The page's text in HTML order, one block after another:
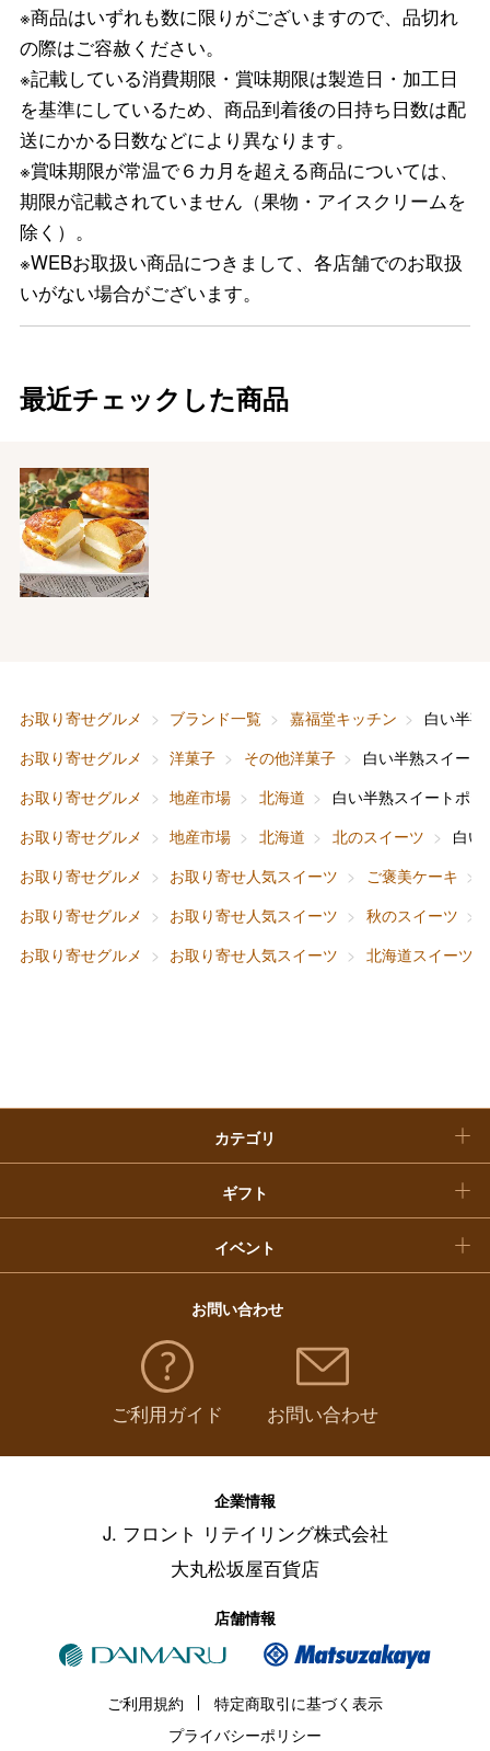
※商品はいずれも数に限りがございますので、品切れ
の際はご容赦ください。
※記載している消費期限・賞味期限は製造日・加工日
を基準にしているため、商品到着後の日持ち日数は配
送にかかる日数などにより異なります。
※賞味期限が常温で６カ月を超える商品については、
期限が記載されていません（果物・アイスクリームを
除く）。
※WEBお取扱い商品につきまして、各店舗でのお取扱
いがない場合がございます。
最近チェックした商品
お取り寄せグルメ ブランド一覧 嘉福堂キッチン
白い半
お取り寄せグルメ
洋菓子 その他洋菓子
白い半熟スイー
お取り寄せグルメ
地産市場 北海道
白い半熟スイートポ
お取り寄せグルメ
地産市場 北海道 北のスイーツ
白い
お取り寄せグルメ
お取り寄せ人気スイーツ ご褒美ケーキ
お取り寄せグルメ
お取り寄せ人気スイーツ 秋のスイーツ
お取り寄せグルメ
お取り寄せ人気スイーツ 北海道スイーツ
カテゴリ
ファッション
ホーム＆インテリア
ベビー＆キッズ
ギフト
出産内祝い
結婚内祝い
お香典返し
快気祝い
イベント
ホワイトデー
母の日
父の日
お中元
敬老の日
福袋
お問い合わせ
ご利用ガイド お問い合わせ
企業情報
J. フロント リテイリング株式会社
大丸松坂屋百貨店
店舗情報
ご利用規約
特定商取引に基づく表示
プライバシーポリシー